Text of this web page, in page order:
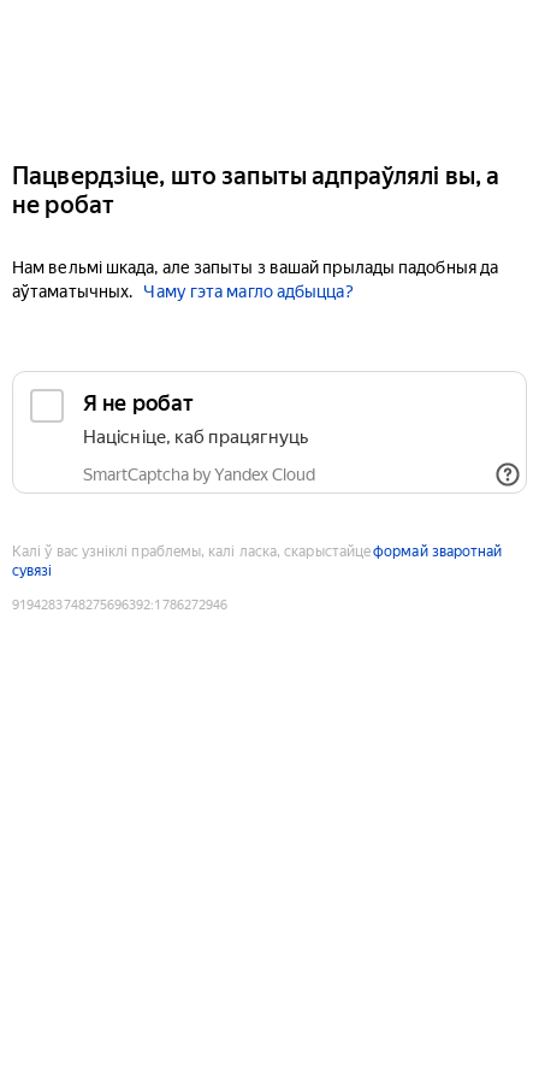
Пацвердзіце, што запыты адпраўлялі вы, а
не робат
Нам вельмі шкада, але запыты з вашай прылады падобныя да
аўтаматычных.
Чаму гэта магло адбыцца?
Я не робат
Націсніце, каб працягнуць
SmartCaptcha by Yandex Cloud
Калі ў вас узніклі праблемы, калі ласка, скарыстайцеформай зваротнай
сувязі
9194283748275696392:1786272946